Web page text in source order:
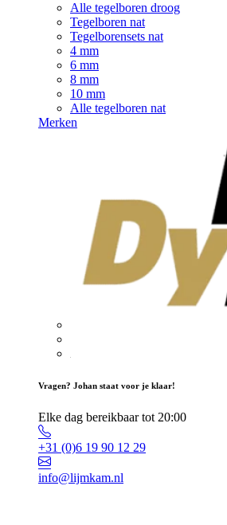
Alle tegelboren droog
Tegelboren nat
Tegelborensets nat
4 mm
6 mm
8 mm
10 mm
Alle tegelboren nat
Merken
Vragen? Johan staat voor je klaar!
Elke dag bereikbaar tot 20:00
+31 (0)6 19 90 12 29
info@lijmkam.nl